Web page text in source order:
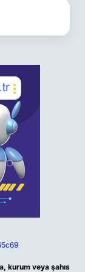
kurum veya şahıs